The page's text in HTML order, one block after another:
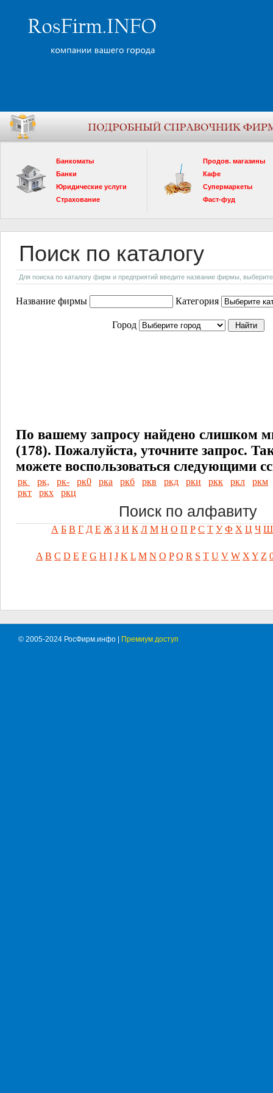
Банкоматы
Банки
Юридические услуги
Страхование
Продов. магазины
Кафе
Супермаркеты
Фаст-фуд
Поиск по каталогу
Для поиска по каталогу фирм и предприятий введите название фирмы, выберите
Название фирмы Категория
Город
По вашему запросу найдено слишком
(178). Пожалуйста, уточните запрос.
можете воспользоваться следующими
рк рк, рк- рк0 рка ркб ркв ркд рки ркк ркл
ркм
ркт
ркх ркц
Поиск по алфавиту
А Б В Г Д Е Ж З И К Л М Н О П Р С Т У Ф Х Ц Ч Ш
A B C D E F G H I J K L M N O P Q R S T U V W X Y Z
© 2005-2024 РосФирм.инфо | Премиум доступ